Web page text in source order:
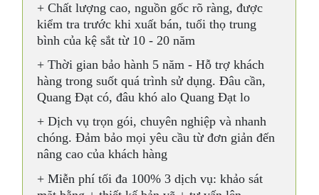
+ Chất lượng cao, nguồn gốc rõ ràng, được
kiểm tra trước khi xuất bán, tuổi thọ trung
bình của kệ sắt từ 10 - 20 năm
+ Thời gian bảo hành 5 năm - Hỗ trợ khách
hàng trong suốt quá trình sử dụng. Đâu cần,
Quang Đạt có, đâu khó alo Quang Đạt lo
+ Dịch vụ trọn gói, chuyên nghiệp và nhanh
chóng. Đảm bảo mọi yêu cầu từ đơn giản đến
nâng cao của khách hàng
+ Miễn phí tối đa 100% 3 dịch vụ: khảo sát